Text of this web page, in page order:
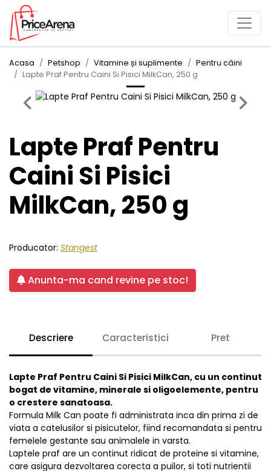
Acasa Petshop Vitamine și suplimente
Pentru câini
Lapte Praf Pentru Caini Si Pisici MilkCan, 250 g
Previous Next
Lapte Praf Pentru
Caini Si Pisici
MilkCan, 250 g
Producator: Stangest
Anunta-ma cand revine pe stoc!
Descriere Caracteristici Pret
Lapte Praf Pentru Caini Si Pisici MilkCan, cu un continut
bogat de vitamine, minerale si oligoelemente, pentru
o crestere sanatoasa.
Formula Milk Can poate fi administrata inca din prima zi de
viata a catelusilor si pisicutelor, fiind recomandata si pentru
femelele gestante sau animalele in varsta.
Laptele praf are un continut ridicat de proteine si vitamine,
care asigura dezvoltarea corecta a puilor, si toti nutrientii